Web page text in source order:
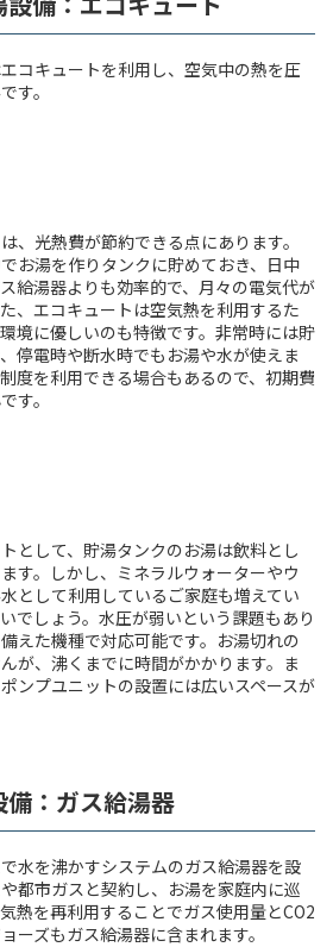
コキュートを利用し、空気中の熱を圧
す。
、光熱費が節約できる点にあります。
お湯を作りタンクに貯めておき、日中
給湯器よりも効率的で、月々の電気代が
、エコキュートは空気熱を利用するた
境に優しいのも特徴です。非常時には貯
停電時や断水時でもお湯や水が使えま
度を利用できる場合もあるので、初期費
す。
として、貯湯タンクのお湯は飲料とし
す。しかし、ミネラルウォーターやウ
として利用しているご家庭も増えてい
でしょう。水圧が弱いという課題もあり
えた機種で対応可能です。お湯切れの
が、沸くまでに時間がかかります。ま
ンプユニットの設置には広いスペースが
：ガス給湯器
水を沸かすシステムのガス給湯器を設
都市ガスと契約し、お湯を家庭内に巡
熱を再利用することでガス使用量とCO2
ーズもガス給湯器に含まれます。